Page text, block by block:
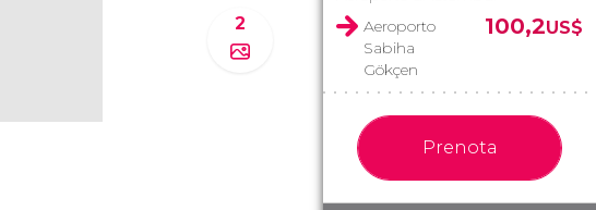
2
Aeroporto
Sabiha
Gökçen
100,2US$
Prenota